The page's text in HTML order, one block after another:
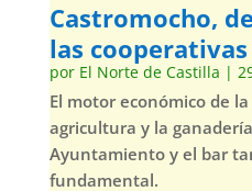
Castromocho,
las cooperativas
por El Norte de Castilla |
El motor económico de
agricultura y la
Ayuntamiento y el bar
fundamental.